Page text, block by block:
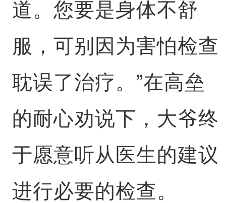
道。您要是身体不舒
服，可别因为害怕检查
耽误了治疗。”在高垒
的耐心劝说下，大爷终
于愿意听从医生的建议
进行必要的检查。